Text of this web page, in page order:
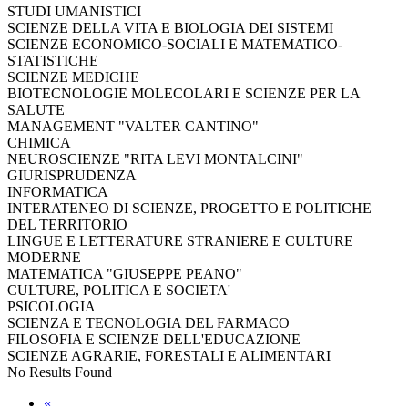
STUDI UMANISTICI
SCIENZE DELLA VITA E BIOLOGIA DEI SISTEMI
SCIENZE ECONOMICO-SOCIALI E MATEMATICO-
STATISTICHE
SCIENZE MEDICHE
BIOTECNOLOGIE MOLECOLARI E SCIENZE PER LA
SALUTE
MANAGEMENT "VALTER CANTINO"
CHIMICA
NEUROSCIENZE "RITA LEVI MONTALCINI"
GIURISPRUDENZA
INFORMATICA
INTERATENEO DI SCIENZE, PROGETTO E POLITICHE
DEL TERRITORIO
LINGUE E LETTERATURE STRANIERE E CULTURE
MODERNE
MATEMATICA "GIUSEPPE PEANO"
CULTURE, POLITICA E SOCIETA'
PSICOLOGIA
SCIENZA E TECNOLOGIA DEL FARMACO
FILOSOFIA E SCIENZE DELL'EDUCAZIONE
SCIENZE AGRARIE, FORESTALI E ALIMENTARI
No Results Found
«